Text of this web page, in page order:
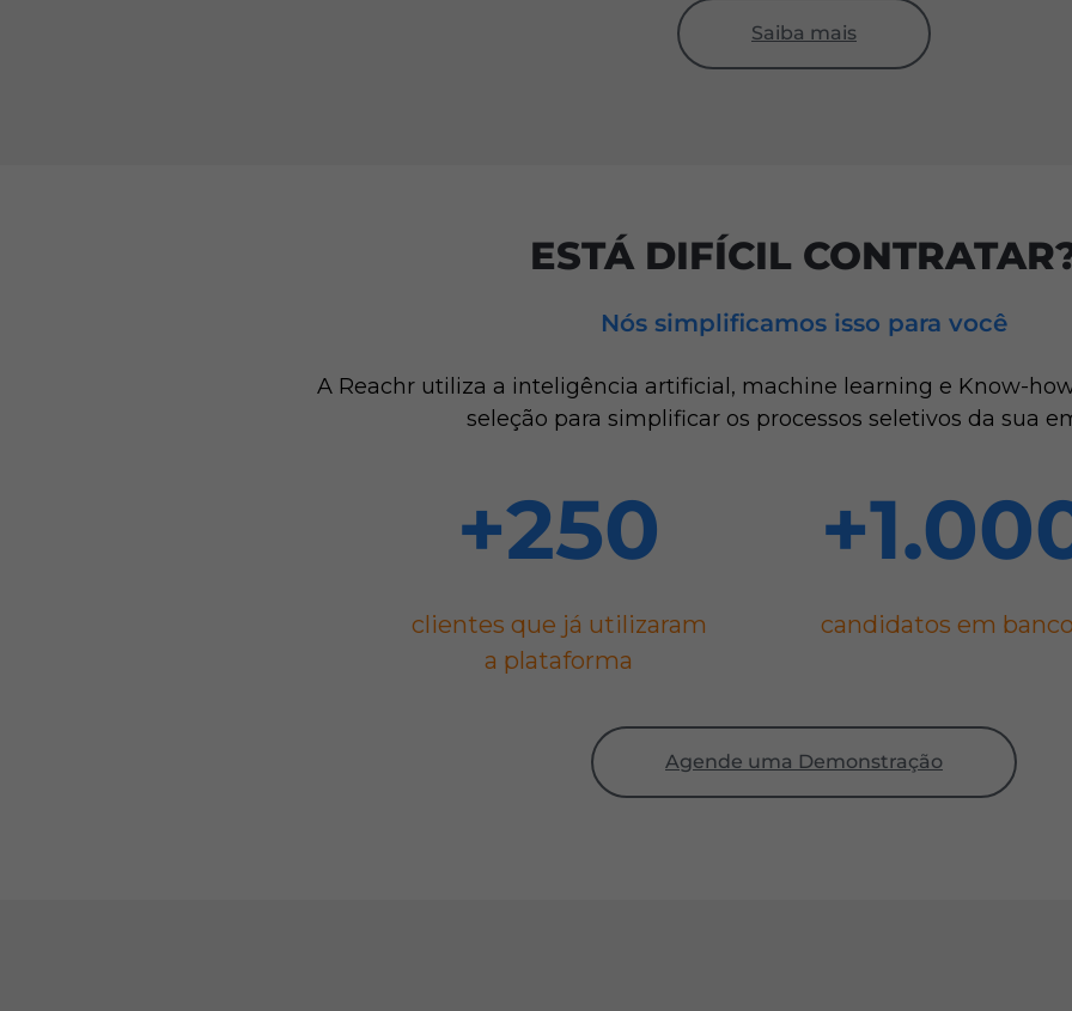
Saiba mais
ESTÁ DIFÍCIL
Nós simplificamos isso para você
A Reachr utiliza a inteligência artificial, machine learning e Know-
seleção para simplificar os processos seletivos da sua
+250
clientes que já utilizaram
a plataforma
+
candidatos em
Agende uma Demonstração